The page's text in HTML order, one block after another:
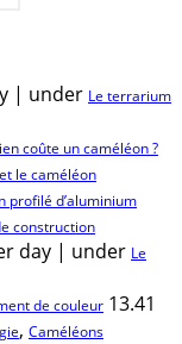
| under Le terrarium
coûte un caméléon ?
le caméléon
profilé d’aluminium
construction
day | under Le
de couleur 13.41
, Caméléons